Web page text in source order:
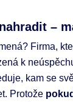
–
Firma,
k
kam se
Protože